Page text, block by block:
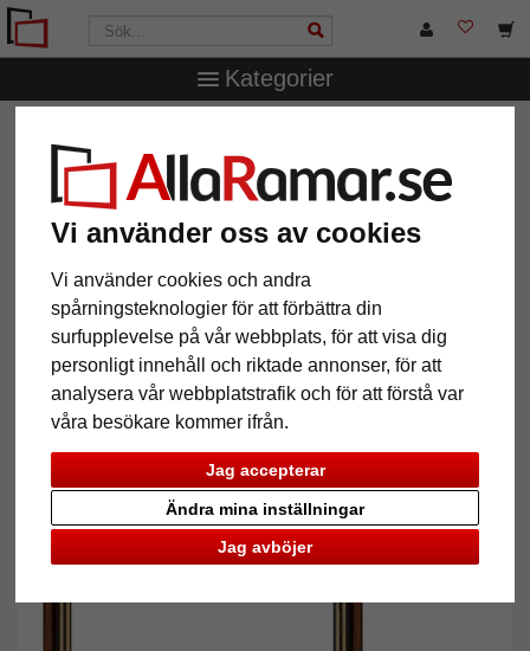
Vi använder oss av cookies
Vi använder cookies och andra
spårningsteknologier för att förbättra din
surfupplevelse på vår webbplats, för att visa dig
personligt innehåll och riktade annonser, för att
analysera vår webbplatstrafik och för att förstå var
våra besökare kommer ifrån.
Jag accepterar
Jag avböjer
Ändra mina inställningar
Kategorier
Barons Court
Träram- måttbeställd Barons
Court
Tillbaka